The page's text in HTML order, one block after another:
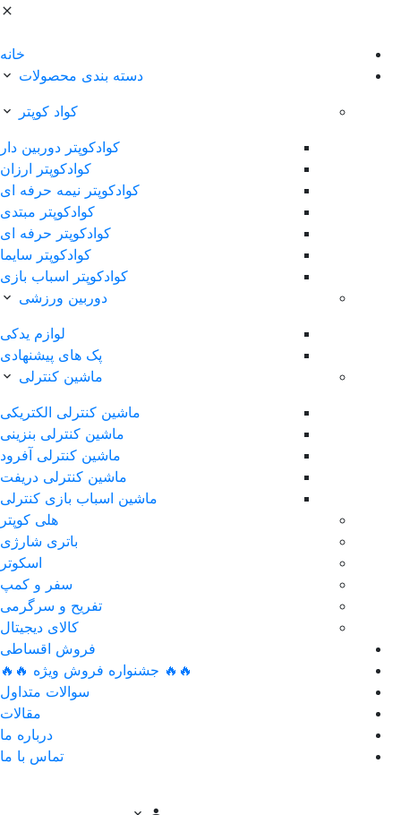
خانه
دسته بندی محصولات
کواد کوپتر
کوادکوپتر دوربین دار
کوادکوپتر ارزان
کوادکوپتر نیمه حرفه ای
کوادکوپتر مبتدی
کوادکوپتر حرفه ای
کوادکوپتر سایما
کوادکوپتر اسباب بازی
دوربین ورزشی
لوازم یدکی
پک های پیشنهادی
ماشین کنترلی
ماشین کنترلی الکتریکی
ماشین کنترلی بنزینی
ماشین کنترلی آفرود
ماشین کنترلی دریفت
ماشین اسباب بازی کنترلی
هلی کوپتر
باتری شارژی
اسکوتر
سفر و کمپ
تفریح و سرگرمی
کالای دیجیتال
فروش اقساطی
🔥🔥 جشنواره فروش ویژه 🔥🔥
سوالات متداول
مقالات
درباره ما
تماس با ما